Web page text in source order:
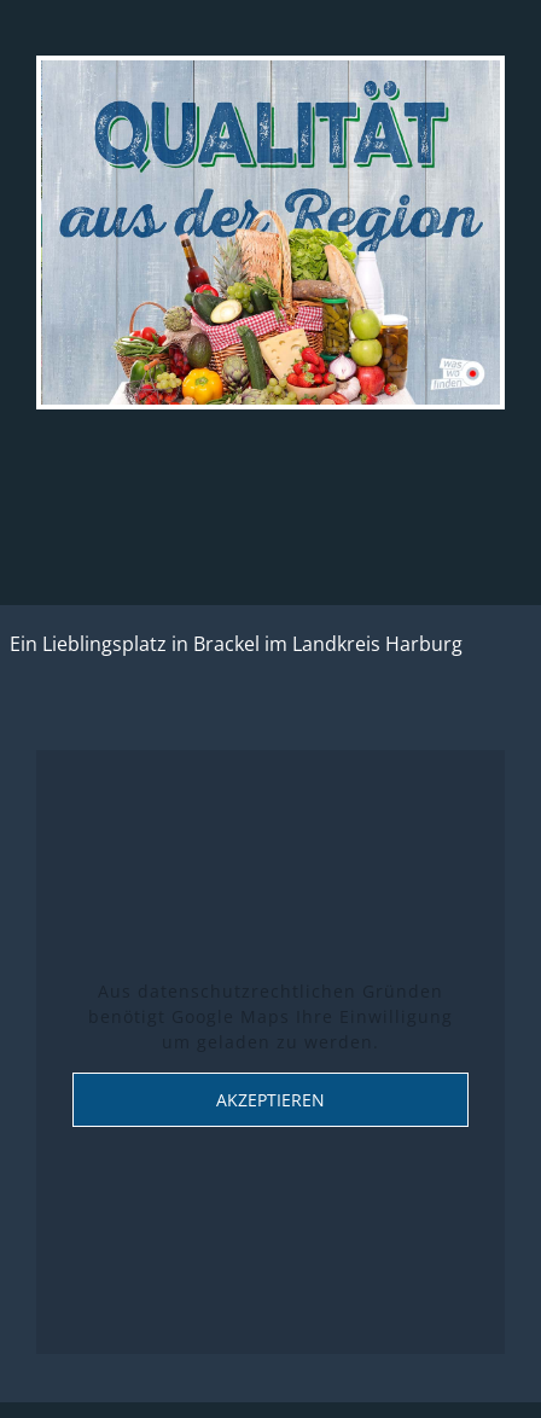
Ein Lieblingsplatz in Brackel im Landkreis Harburg
AKZEPTIEREN